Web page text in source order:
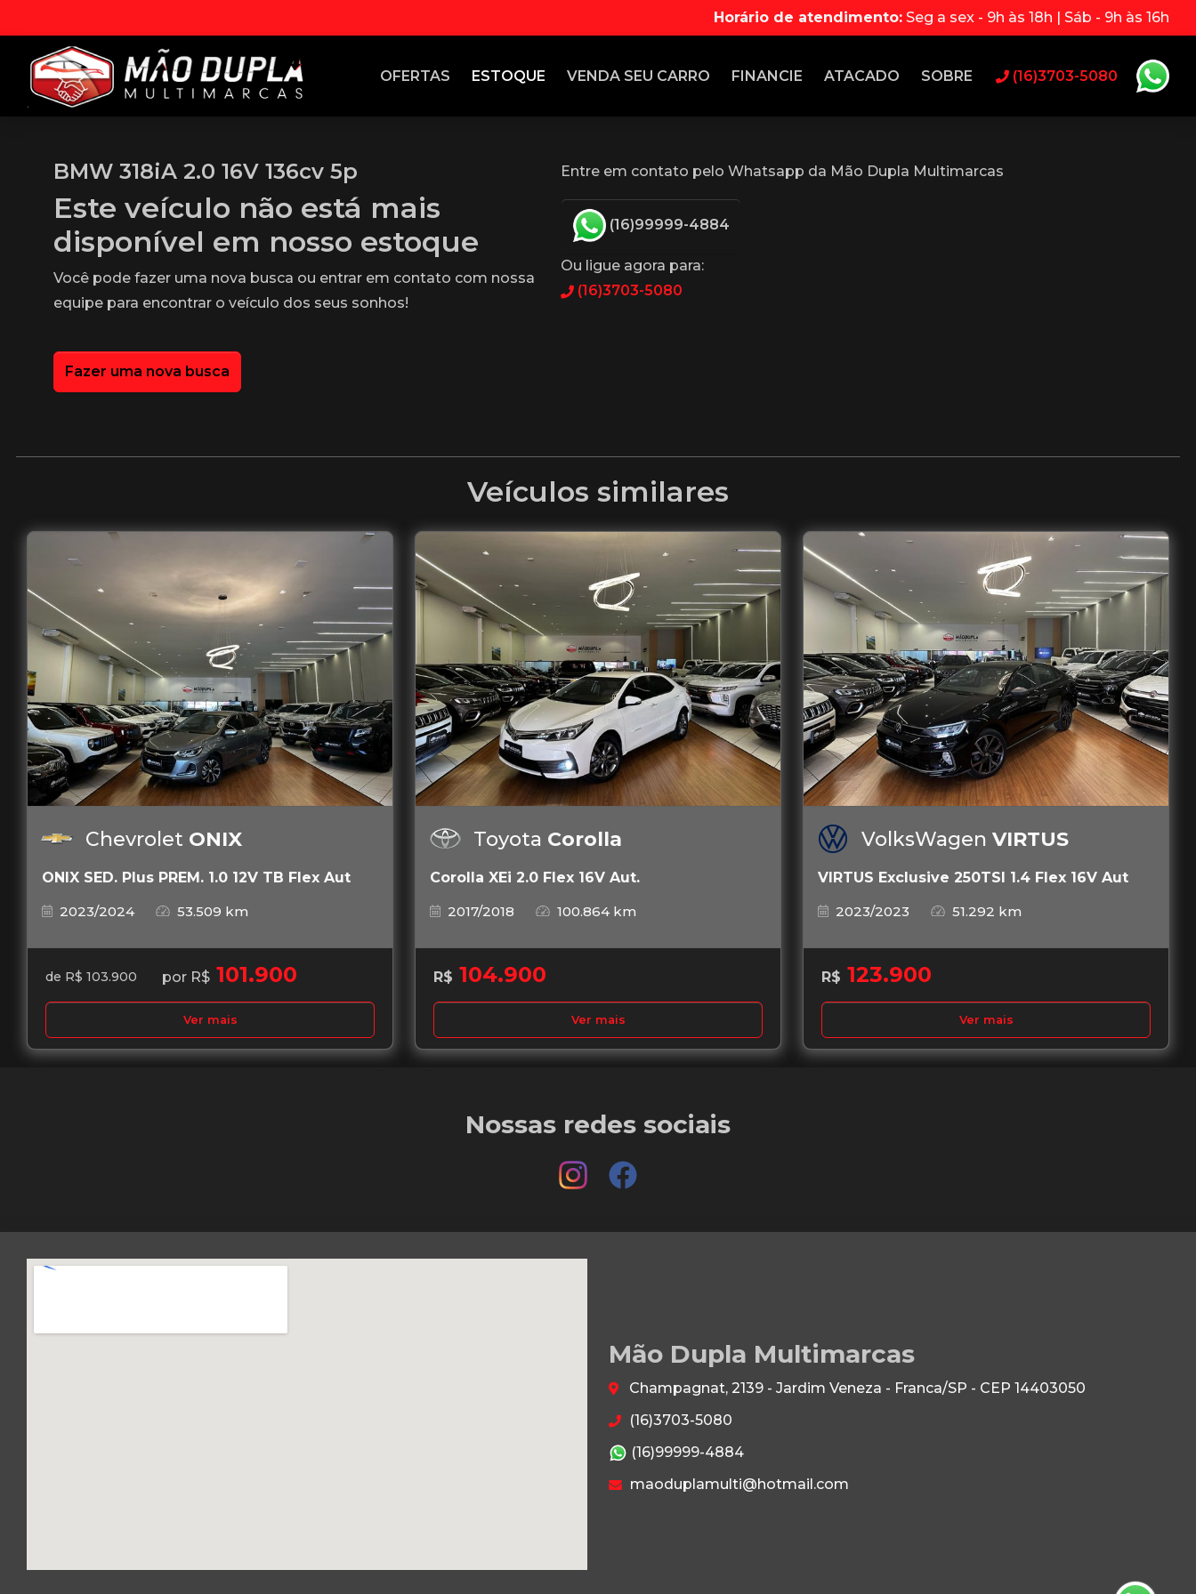
Horário de atendimento: Seg a sex - 9h às 18h | Sáb - 9h às 16h
OFERTAS ESTOQUE VENDA SEU CARRO FINANCIE ATACADO SOBRE (16)3703-5080
BMW 318iA 2.0 16V 136cv 5p
Este veículo não está mais
disponível em nosso estoque
Você pode fazer uma nova busca ou entrar em contato com nossa
equipe para encontrar o veículo dos seus sonhos!
Fazer uma nova busca
Entre em contato pelo Whatsapp da Mão Dupla Multimarcas
(16)99999-4884
Ou ligue agora para:
(16)3703-5080
Veículos similares
Chevrolet ONIX
ONIX SED. Plus PREM. 1.0 12V TB Flex Aut
2023/2024
53.509 km
de R$ 103.900 por R$ 101.900
Ver mais
Toyota Corolla
Corolla XEi 2.0 Flex 16V Aut.
2017/2018
100.864 km
R$ 104.900
Ver mais
VolksWagen VIRTUS
VIRTUS Exclusive 250TSI 1.4 Flex 16V Aut
2023/2023
51.292 km
R$ 123.900
Ver mais
Nossas redes sociais
Mão Dupla Multimarcas
Champagnat, 2139 - Jardim Veneza - Franca/SP - CEP 14403050
(16)3703-5080
(16)99999-4884
maoduplamulti@hotmail.com